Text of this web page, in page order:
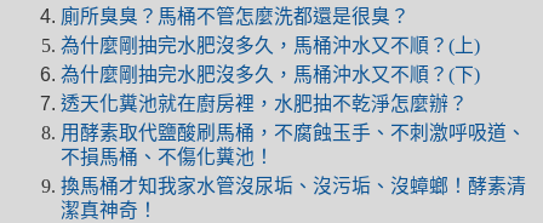
廁所臭臭？馬桶不管怎麼洗都還是很臭？
為什麼剛抽完水肥沒多久，馬桶沖水又不順？(上)
為什麼剛抽完水肥沒多久，馬桶沖水又不順？(下)
透天化糞池就在廚房裡，水肥抽不乾淨怎麼辦？
用酵素取代鹽酸刷馬桶，不腐蝕玉手、不刺激呼吸道、
不損馬桶、不傷化糞池！
換馬桶才知我家水管沒尿垢、沒污垢、沒蟑螂！酵素清
潔真神奇！